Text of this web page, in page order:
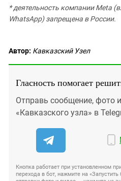
* деятельность компании Meta
WhatsApp) запрещена в России.
Автор: Кавказский Узел
Гласность помогает
Отправь сообщение, фото
«Кавказского узла» в
Кнопка работает при установленном
перехода в бот, нажмите на